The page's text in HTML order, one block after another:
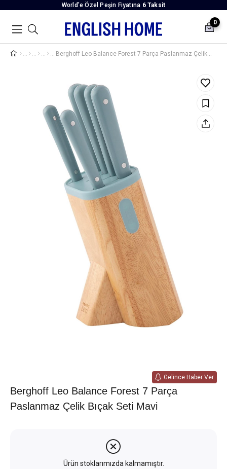
World’e Özel Peşin Fiyatına 6 Taksit
0
Berghoff Leo Balance Forest 7 Parça Paslanmaz Çelik Bıçak Seti Mavi
Gelince Haber Ver
Berghoff Leo Balance Forest 7 Parça
Paslanmaz Çelik Bıçak Seti Mavi
Ürün stoklarımızda kalmamıştır.